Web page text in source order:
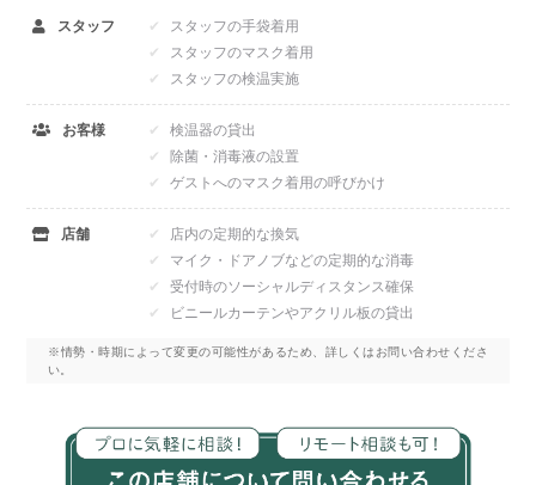
スタッフ
スタッフの手袋着用
スタッフのマスク着用
スタッフの検温実施
お客様
検温器の貸出
除菌・消毒液の設置
ゲストへのマスク着用の呼びかけ
店舗
店内の定期的な換気
マイク・ドアノブなどの定期的な消毒
受付時のソーシャルディスタンス確保
ビニールカーテンやアクリル板の貸出
※情勢・時期によって変更の可能性があるため、詳しくはお問い合わせくださ
い。